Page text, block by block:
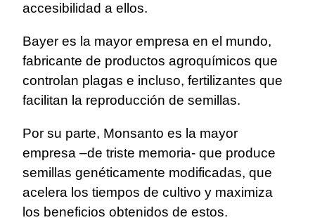
accesibilidad a ellos.
Bayer es la mayor empresa en el mundo,
fabricante de productos agroquímicos que
controlan plagas e incluso, fertilizantes que
facilitan la reproducción de semillas.
Por su parte, Monsanto es la mayor
empresa –de triste memoria- que produce
semillas genéticamente modificadas, que
acelera los tiempos de cultivo y maximiza
los beneficios obtenidos de estos.